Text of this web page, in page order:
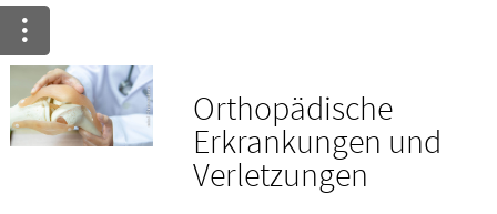
Krankheiten & Therapie
HOMÖOPATHIE
GESUND IM ALTER
Orthopädische
Erkrankungen und
Verletzungen